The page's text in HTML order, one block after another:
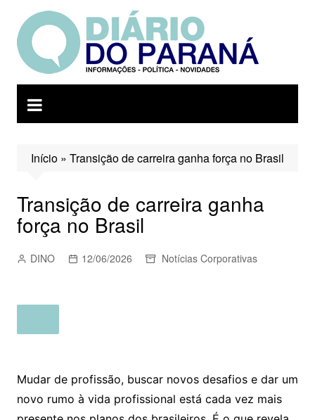
para
conteúdo
Início» Transição de carreira ganha força no Brasil
Transição de carreira ganha
força no Brasil
DINO 12/06/2026 Notícias Corporativas
Mudar de profissão, buscar novos desafios e dar um
novo rumo à vida profissional está cada vez mais